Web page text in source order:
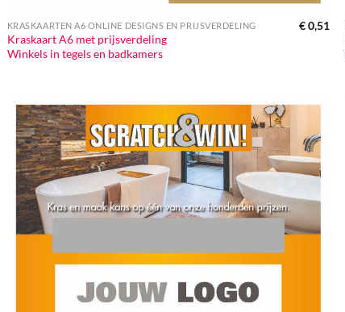
KRASKAARTEN A6 ONLINE DESIGNS EN PRIJSVERDELING
Kraskaart A6 met prijsverdeling
Winkels in tegels en badkamers
€0,51